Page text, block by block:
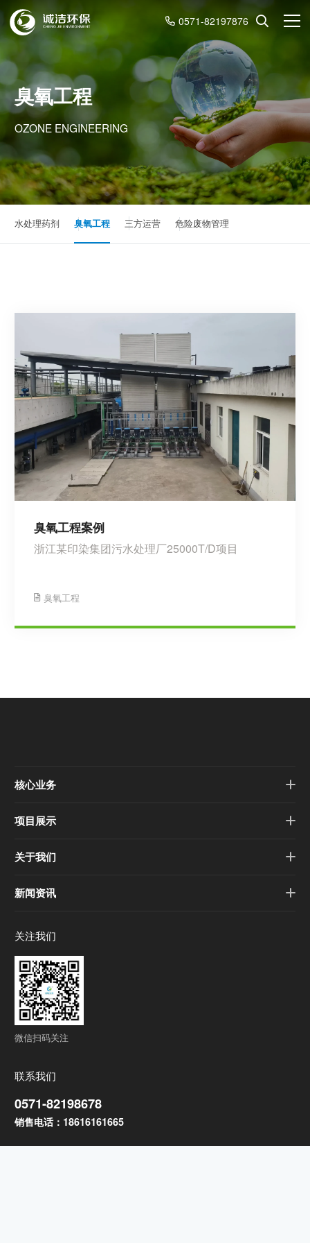
0571-82197876
臭氧工程
OZONE ENGINEERING
水处理药剂 臭氧工程 三方运营 危险废物管理
臭氧工程案例
浙江某印染集团污水处理厂25000T/D项目
臭氧工程
核心业务
项目展示
关于我们
新闻资讯
关注我们
微信扫码关注
联系我们
0571-82198678
销售电话：18616161665